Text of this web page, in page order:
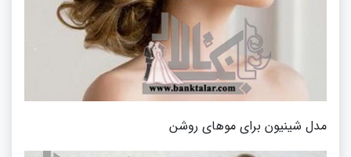
مدل شینیون برای موهای روشن